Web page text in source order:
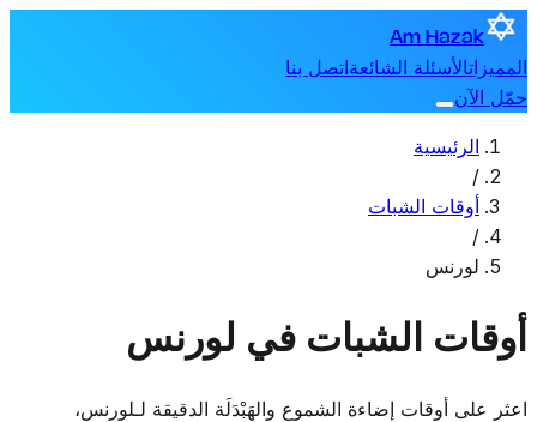
Am Hazak
المميزاتالأسئلة الشائعةاتصل بنا
حمّل الآن
الرئيسية
/
أوقات الشبات
/
لورنس
أوقات الشبات في لورنس
اعثر على أوقات إضاءة الشموع والهَبْدَلَة الدقيقة لـلورنس،